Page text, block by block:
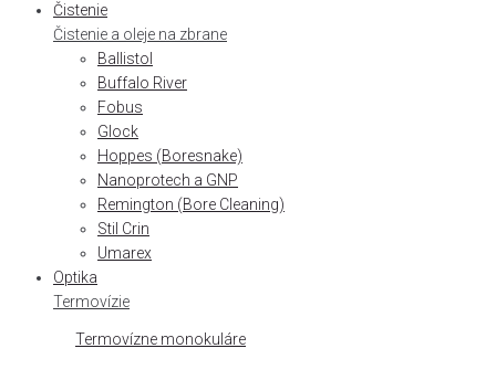
Čistenie
Čistenie a oleje na zbrane
Ballistol
Buffalo River
Fobus
Glock
Hoppes (Boresnake)
Nanoprotech a GNP
Remington (Bore Cleaning)
Stil Crin
Umarex
Optika
Termovízie
Termovízne monokuláre